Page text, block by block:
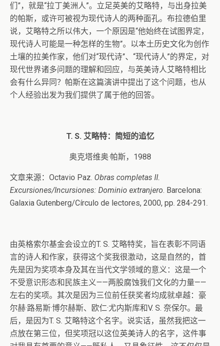
们”，就是“拉丁美洲人”。立足英美的艾略特，与出身拉美
的帕斯，或许可被视为现代诗人的两种面孔。布拉德伯里
说，艾略特之所以伟大，一个原因是“他始终在试图界定，
现代诗人可能是一种怎样的生物”。以本土历史文化为创作
土壤的拉美作家，他们对“现代诗”、“现代诗人”的界定，对
现代世界诸多问题的理解和回应，与英美诗人艾略特相比
会有什么异同？帕斯在这篇演讲中提出了这个问题，也从
个人经验出发为我们提供了属于他的回答。
T. S. 艾略特：简短的追忆
奥克塔维奥·帕斯，1988
文章来源：Octavio Paz. Obras completas II.
Excursiones/Incursiones: Dominio extranjero. Barcelona:
Galaxia Gutenberg/Círculo de lectores, 2000, pp. 284-291.
由英格索尔基金会设立的T. S. 艾略特奖，旨在表彰不同语
言的诗人和作家，获得这个奖我很激动，这是自然的，首
先是因为奖项本身及其在当代文学领域的意义：这是一个
不受意识形态和民族主义——两股腐蚀我们文化的力量——
左右的奖项。其次是因为三位前任获奖者均成就卓越：豪
尔赫·路易斯·博尔赫斯、欧仁·尤内斯库和V. S. 奈保尔。最
后，是因为T. S. 艾略特这个名字。说实话，虽然我把这一
点放在第三位，但奖项冠以这位英美诗人的名字，这件事